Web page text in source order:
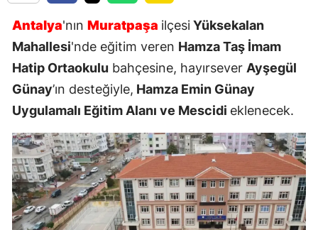
Antalya'nın Muratpaşa ilçesiYüksekalan
Mahallesi'nde eğitim veren Hamza Taş İmam
Hatip Ortaokulu bahçesine, hayırsever Ayşegül
Günay’ın desteğiyle, Hamza Emin Günay
Uygulamalı Eğitim Alanı ve Mescidi eklenecek.